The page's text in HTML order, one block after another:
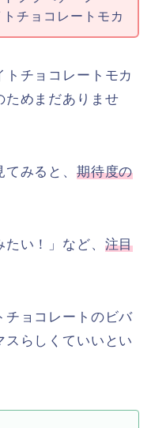
チョコレートモカ
チョコレートモカ
ためまだありませ
みると、 期待度の
い！」など、 注目
チョコレートのビバ
スらしくていいとい